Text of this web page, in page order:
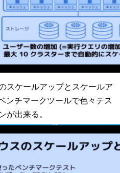
スケールアップとスケールア
ンチマークツールで色々テス
が出来る。